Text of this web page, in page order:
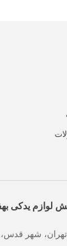
لوازم یدکی
شهر قدس،